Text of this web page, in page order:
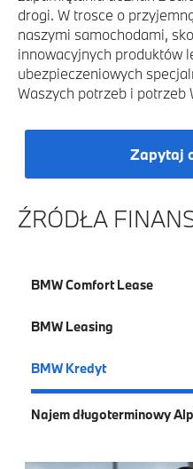
drogi. W trosce o
naszymi samochodami,
innowacyjnych produktów
ubezpieczeniowych
Waszych potrzeb i potrzeb
Zapytaj
ŹRÓDŁA
BMW Comfort Lease
BMW Leasing
BMW Kredyt
Najem długoterminowy